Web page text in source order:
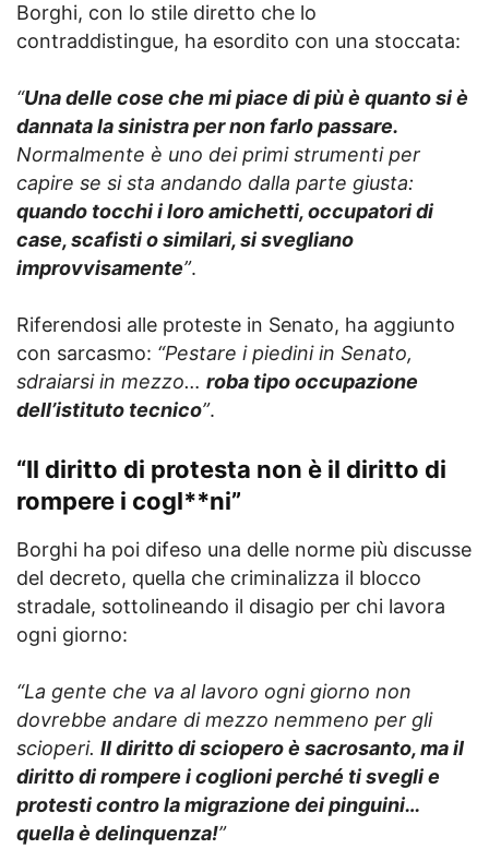
Borghi, con lo stile diretto che lo
contraddistingue, ha esordito con una stoccata:
“Una delle cose che mi piace di più è quanto si è
dannata la sinistra per non farlo passare.
Normalmente è uno dei primi strumenti per
capire se si sta andando dalla parte giusta:
quando tocchi i loro amichetti, occupatori di
case, scafisti o similari, si svegliano
improvvisamente”.
Riferendosi alle proteste in Senato, ha aggiunto
con sarcasmo: “Pestare i piedini in Senato,
sdraiarsi in mezzo… roba tipo occupazione
dell’istituto tecnico”.
“Il diritto di protesta non è il diritto di
rompere i cogl**ni”
Borghi ha poi difeso una delle norme più discusse
del decreto, quella che criminalizza il blocco
stradale, sottolineando il disagio per chi lavora
ogni giorno:
“La gente che va al lavoro ogni giorno non
dovrebbe andare di mezzo nemmeno per gli
scioperi. Il diritto di sciopero è sacrosanto, ma il
diritto di rompere i coglioni perché ti svegli e
protesti contro la migrazione dei pinguini…
quella è delinquenza!”